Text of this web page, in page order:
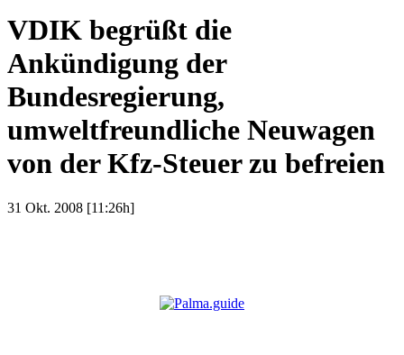
VDIK begrüßt die
Ankündigung der
Bundesregierung,
umweltfreundliche Neuwagen
von der Kfz-Steuer zu befreien
31 Okt. 2008 [11:26h]